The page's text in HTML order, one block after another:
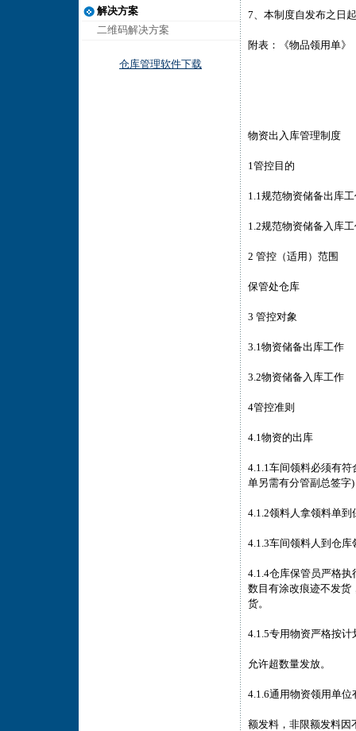
解决方案
二维码解决方案
仓库管理软件下载
7、本制度自发布之日
附表：《物品领用单》
物资出入库管理制度
1管控目的
1.1规范物资储备出库工
1.2规范物资储备入库工
2 管控（适用）范围
保管处仓库
3 管控对象
3.1物资储备出库工作
3.2物资储备入库工作
4管控准则
4.1物资的出库
4.1.1车间领料必须有
单另需有分管副总签字
4.1.2领料人拿领料单
4.1.3车间领料人到仓
4.1.4仓库保管员严格
数目有涂改痕迹不发货
货。
4.1.5专用物资严格按
允许超数量发放。
4.1.6通用物资领用单
额发料，非限额发料因